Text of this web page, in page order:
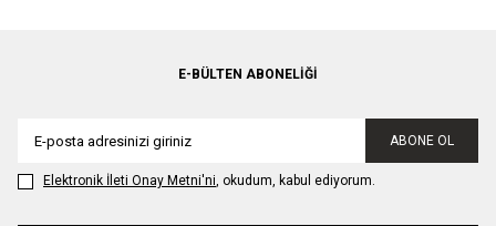
E-BÜLTEN ABONELIĞI
ABONE OL
Elektronik İleti Onay Metni'ni, okudum, kabul ediyorum.